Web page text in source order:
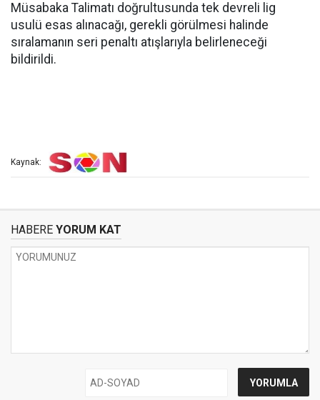
Müsabaka Talimatı doğrultusunda tek devreli lig
usulü esas alınacağı, gerekli görülmesi halinde
sıralamanın seri penaltı atışlarıyla belirleneceği
bildirildi.
Kaynak:
HABERE YORUM KAT